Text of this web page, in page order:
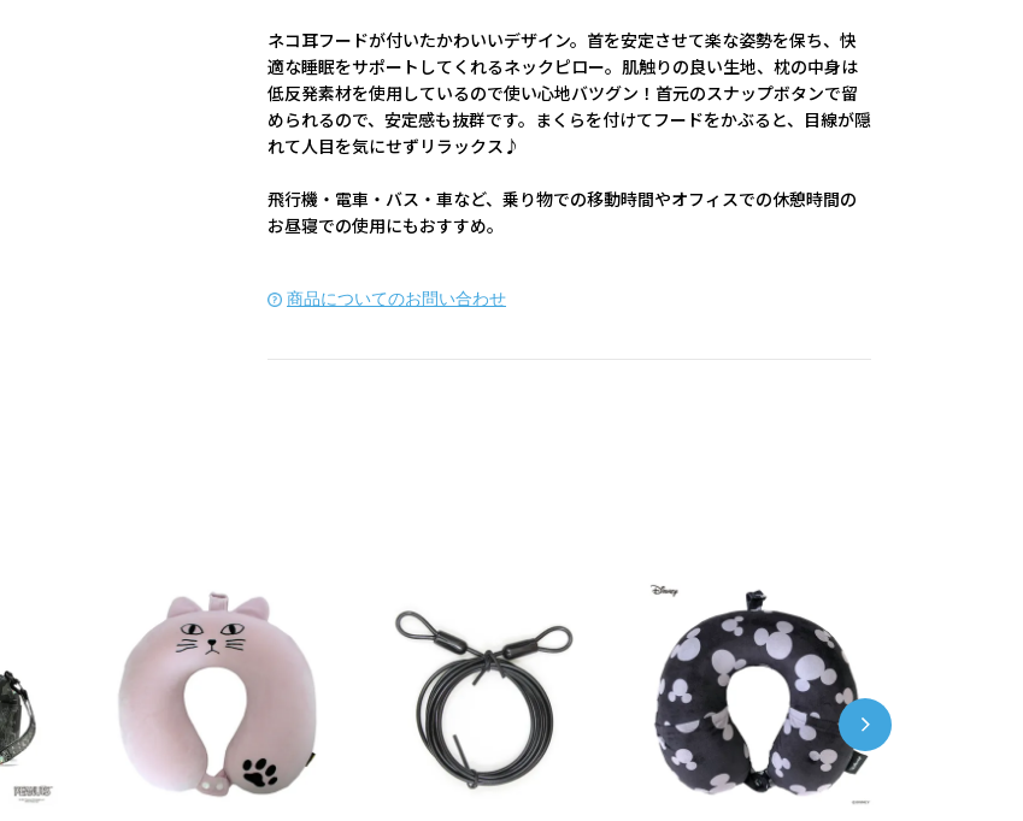
ネコ耳フードが付いたかわいいデザイン。首を安定させて楽な姿勢を保ち、快
適な睡眠をサポートしてくれるネックピロー。肌触りの良い生地、枕の中身は
低反発素材を使用しているので使い心地バツグン！首元のスナップボタンで留
められるので、安定感も抜群です。まくらを付けてフードをかぶると、目線が隠
れて人目を気にせずリラックス♪
飛行機・電車・バス・車など、乗り物での移動時間やオフィスでの休憩時間の
お昼寝での使用にもおすすめ。
商品についてのお問い合わせ